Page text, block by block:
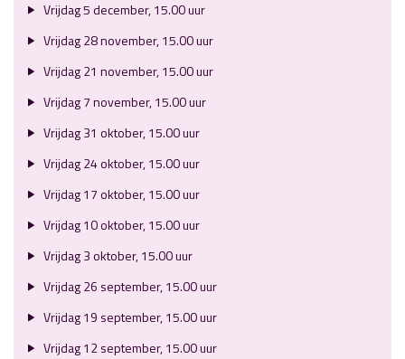
Vrijdag 5 december, 15.00 uur
Vrijdag 28 november, 15.00 uur
Vrijdag 21 november, 15.00 uur
Vrijdag 7 november, 15.00 uur
Vrijdag 31 oktober, 15.00 uur
Vrijdag 24 oktober, 15.00 uur
Vrijdag 17 oktober, 15.00 uur
Vrijdag 10 oktober, 15.00 uur
Vrijdag 3 oktober, 15.00 uur
Vrijdag 26 september, 15.00 uur
Vrijdag 19 september, 15.00 uur
Vrijdag 12 september, 15.00 uur